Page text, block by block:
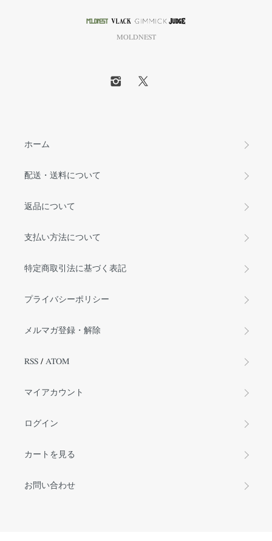
MOLDNEST
ホーム
配送・送料について
返品について
支払い方法について
特定商取引法に基づく表記
プライバシーポリシー
メルマガ登録・解除
RSS / ATOM
マイアカウント
ログイン
カートを見る
お問い合わせ